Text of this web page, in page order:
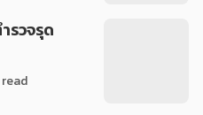
รวจรุด
read